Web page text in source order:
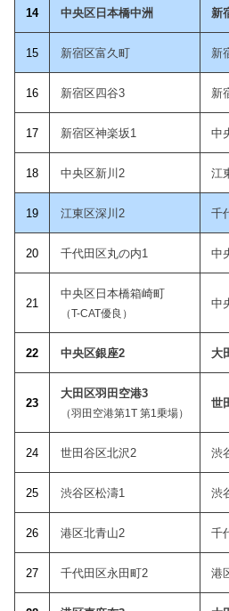
14 中央区日本橋中洲 新
15 新宿区富久町 新
16 新宿区四谷3 新
17 新宿区神楽坂1 中
18 中央区新川2 江
19 江東区深川2 千
20 千代田区丸の内1 中
21
中央区日本橋箱崎町
（T-CAT優良）
中
22 中央区銀座2 大
23
大田区羽田空港3
（羽田空港第1T 第1乗場）
世
24 世田谷区北沢2 渋
25 渋谷区松濤1 渋
26 港区北青山2 千
27 千代田区永田町2 港